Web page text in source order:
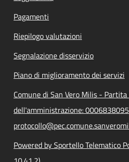
Pagamenti
Riepilogo valutazioni
Segnalazione disservizio
Piano di miglioramento dei servizi
Comune di San Vero Milis - Partita
dell'amministrazione:
Powered by Sportello Telematico